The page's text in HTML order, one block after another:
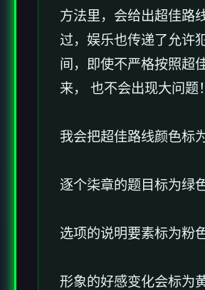
方法里，会给出超佳路
过，娱乐也传递了允许
间，即使不严格按照超
来， 也不会出现大问题！
我会把超佳路线颜色标
逐个柒章的题目标为绿
选项的说明要素标为粉
形象的好感变化会标为